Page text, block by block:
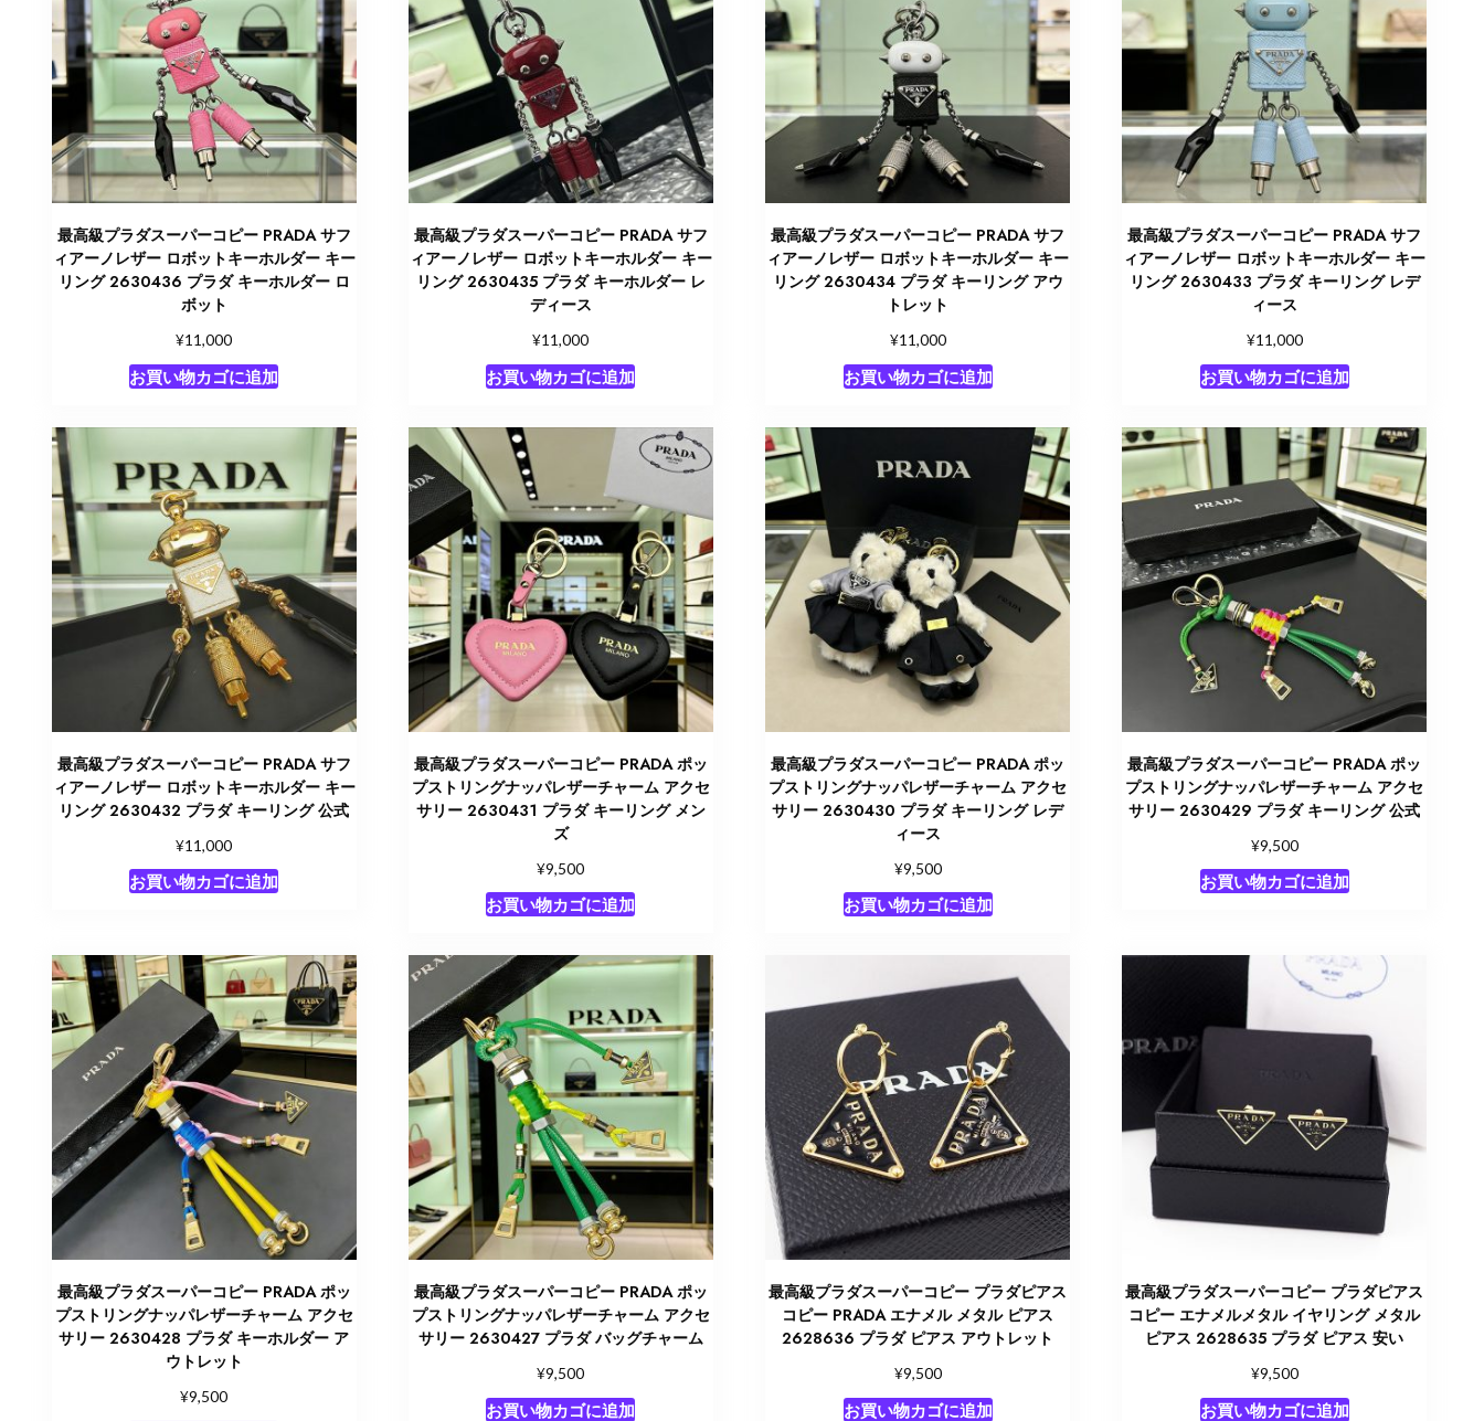
最高級プラダスーパーコピー PRADA サフ
ィアーノレザー ロボットキーホルダー キー
リング 2630436 プラダ キーホルダー ロ
ボット
¥11,000
お買い物カゴに追加
最高級プラダスーパーコピー PRADA サフ
ィアーノレザー ロボットキーホルダー キー
リング 2630435 プラダ キーホルダー レ
ディース
¥11,000
お買い物カゴに追加
最高級プラダスーパーコピー PRADA サフ
ィアーノレザー ロボットキーホルダー キー
リング 2630434 プラダ キーリング アウ
トレット
¥11,000
お買い物カゴに追加
最高級プラダスーパーコピー PRADA サフ
ィアーノレザー ロボットキーホルダー キー
リング 2630433 プラダ キーリング レデ
ィース
¥11,000
お買い物カゴに追加
最高級プラダスーパーコピー PRADA サフ
ィアーノレザー ロボットキーホルダー キー
リング 2630432 プラダ キーリング 公式
¥11,000
お買い物カゴに追加
最高級プラダスーパーコピー PRADA ポッ
プストリングナッパレザーチャーム アクセ
サリー 2630431 プラダ キーリング メン
ズ
¥9,500
お買い物カゴに追加
最高級プラダスーパーコピー PRADA ポッ
プストリングナッパレザーチャーム アクセ
サリー 2630430 プラダ キーリング レデ
ィース
¥9,500
お買い物カゴに追加
最高級プラダスーパーコピー PRADA ポッ
プストリングナッパレザーチャーム アクセ
サリー 2630429 プラダ キーリング 公式
¥9,500
お買い物カゴに追加
最高級プラダスーパーコピー PRADA ポッ
プストリングナッパレザーチャーム アクセ
サリー 2630428 プラダ キーホルダー ア
ウトレット
¥9,500
最高級プラダスーパーコピー PRADA ポッ
プストリングナッパレザーチャーム アクセ
サリー 2630427 プラダ バッグチャーム
¥9,500
お買い物カゴに追加
最高級プラダスーパーコピー プラダピアス
コピー PRADA エナメル メタル ピアス
2628636 プラダ ピアス アウトレット
¥9,500
お買い物カゴに追加
最高級プラダスーパーコピー プラダピアス
コピー エナメルメタル イヤリング メタル
ピアス 2628635 プラダ ピアス 安い
¥9,500
お買い物カゴに追加